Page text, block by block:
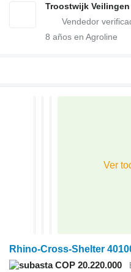
Troostwijk Veilingen
8 años en Agroline
Rhino-Cross-Shelter
COP 20.220.000